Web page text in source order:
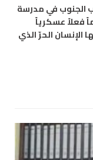
الجنوب في مدرسة
فعلاً عسكرياً
الإنسان الحرّ الذي